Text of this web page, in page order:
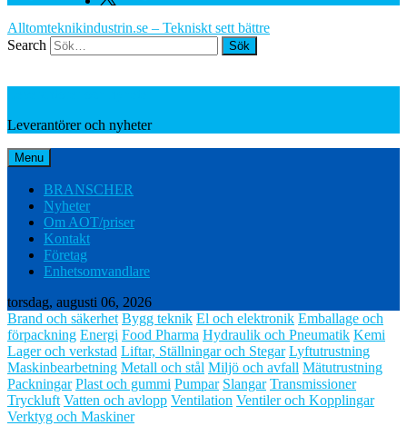
Alltomteknikindustrin.se – Tekniskt sett bättre
Search
Leverantörer och nyheter
Menu
BRANSCHER
Nyheter
Om AOT/priser
Kontakt
Företag
Enhetsomvandlare
torsdag, augusti 06, 2026
Brand och säkerhet Bygg teknik El och elektronik Emballage och
förpackning Energi Food Pharma Hydraulik och Pneumatik Kemi
Lager och verkstad Liftar, Ställningar och Stegar Lyftutrustning
Maskinbearbetning Metall och stål Miljö och avfall Mätutrustning
Packningar Plast och gummi Pumpar Slangar Transmissioner
Tryckluft Vatten och avlopp Ventilation Ventiler och Kopplingar
Verktyg och Maskiner